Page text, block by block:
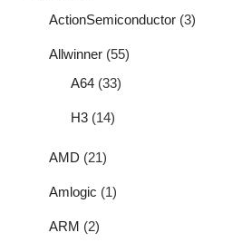
ActionSemiconductor (3)
Allwinner (55)
A64 (33)
H3 (14)
AMD (21)
Amlogic (1)
ARM (2)